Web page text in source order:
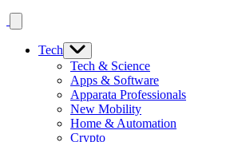
Tech
Tech & Science
Apps & Software
Apparata Professionals
New Mobility
Home & Automation
Crypto